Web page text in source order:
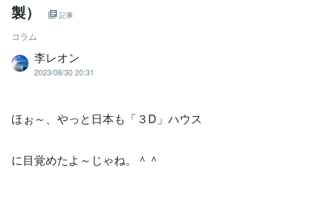
製）
記事
コラム
李レオン
2023/08/30 20:31
ほぉ～、やっと日本も「３D」ハウス
に目覚めたよ～じゃね。＾＾